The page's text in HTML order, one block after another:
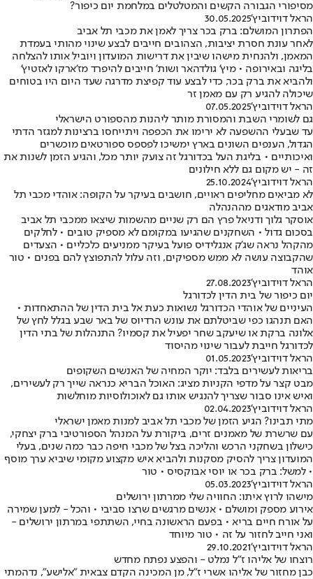
מסיפורי הגבורה הקשים והמטלטלים במלחמת יום כיפור?
הראל דוידוביץ'30.05.2025
הפתרון המושלם: ברק בכר צריך לאמן את מכבי תל אביב
לאחר עונת חסרת יציבות, הצהובים חייבים לבצע שינוי מהותי בעמדת
המאמן, ולהנחית מישהו שיבין את דרישות המועדון ויוביל אותו להצלחה
בליגה ובאירופה • מיץ' גולדהאר ושות' חייבים להיפרד מז'ארקו לאזטיץ'
ולהביא את ברק בכר, כדי לבצע עוד קפיצת מדרגה שעד היום היו בטוחים
שיכולה להגיע רק עם מאמן זר
הראל דוידוביץ'07.05.2025
גם לשומרי השבת והמסורת מותר ליהנות מהספורט הישראלי
עד שבעלי ההשפעה לא ירימו את הכפפה ויתייחסו ברצינות למגזר הדתי
הגדול, הענפים השונים בארץ ימשיכו לפספס ספורטאים מוכשרים
ואיכותיים • בליגת העל בכדורגל זה צועק יותר מכל, והגיע הזמן לשנות את
זה - יש מקום גם ללא חילונים
הראל דוידוביץ'25.10.2024
לא מביאים מחליפים ראויים, חושבים בעיקר על הקופה: אוהדי מכבי תל
אביב מודאגים מההנהלה
אוסקר גלוך ודניאל פרץ הם רק שניים מהשמות שיצאו ממכבי תל אביב
בסכום גדול • השחקנים שהגיעו במקומם לא מספיק טובים • לחלקים
מהקהל נראה שג'ק אנגלידיס פועל בעיקר ממניעים כלכליים • הצעדים
שהקבוצה עושה לא ממש מספיקים, וזה עלול להתפוצץ להם בפנים • טור
אוהד
הראל דוידוביץ'27.08.2023
יום כיפור של בית הדין לכדורגל
העיניים של אוהדי הכדורגל נשואות כעת אל בית הדין של ההתאחדות •
האם תנהגו כפי שביטלתם את עונש הרדיוס של באר שבע בגלל לחץ של
אלונה ברקת או שיעקב שחר יפעיל את קסמיו? התנהלות של בתי הדין
לכדורגל חייבת לעבור שינוי מהיסוד
הראל דוידוביץ'01.05.2023
בריאות לעשירים בלבד: יוקר המחיה של האנשים השקופים
מבט קצר על מדפי הקניות מציג: האוכל הבריא כנראה שייך רק לעשירים,
ואיש אינו סבור שצריך להנגיש אותו גם לאוכולוסיות מוחלשות
הראל דוידוביץ'02.04.2023
מתי תבינו? הגיע הזמן של מכבי תל אביב למנות מאמן ישראלי
עם שרשרת של מאמנים זרים, ביקורת על המנהל הספורטיבי ברק יצחקי,
כישלון בשחקני הרכש והליכה בצל של מכבי חיפה כבר כמה שנים, בעלי
המועדון צריך להסיק מסקנות ולהביא איש מקצוע מקומי שיביא ערך מוסף
• למשל: ברק בכר או יוסי אבוקסיס • טור
הראל דוידוביץ'05.03.2023
מישהו לרוץ איתו: החוויה שלי ממרתון ירושלים
אירוע מספק ומושלם • אנשים מרגשים שרצו סביבי • והכל - למען שמירה
על אורח חיים בריא • בפעם הראשונה בחיי, השתתפי במרתון ירושלים -
ואני חייב לחזור על זה • טור מיוחד
הראל דוידוביץ'29.10.2021
רוצחו של אליהו ז"ל נמלט - והפצע נפתח מחדש
כבן מחזור של אליהו אשרי ז"ל, מן המכינה הקדם צבאית "אלישע", נדהמתי